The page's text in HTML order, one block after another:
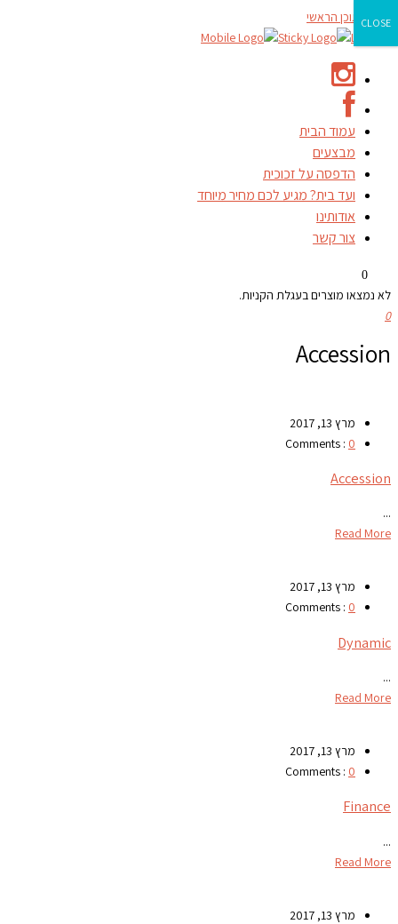
דילוג לתוכן הראשי
עמוד הבית
מבצעים
הדפסה על זכוכית
ועד בית? מגיע לכם מחיר מיוחד
אודותינו
צור קשר
0
לא נמצאו מוצרים בעגלת הקניות.
0
Accession
מרץ 13, 2017
Comments : 0
Accession
...
Read More
מרץ 13, 2017
Comments : 0
Dynamic
...
Read More
מרץ 13, 2017
Comments : 0
Finance
...
Read More
מרץ 13, 2017
CLOSE